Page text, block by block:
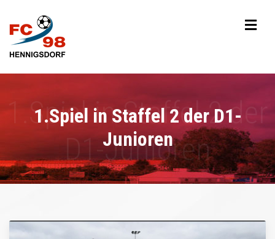
1.Spiel in Staffel 2 der D1-
Junioren